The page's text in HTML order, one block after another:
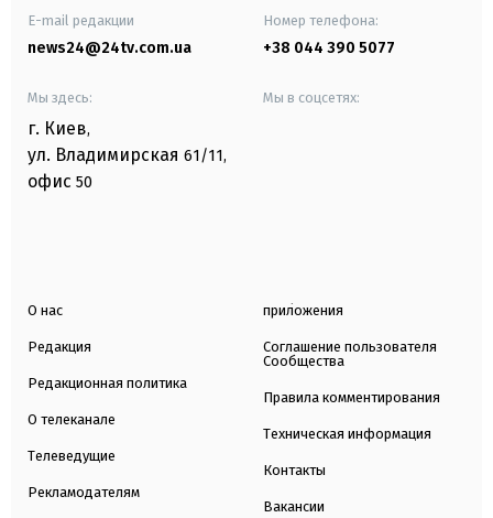
E-mail редакции
news24@24tv.com.ua
Номер телефона:
+38 044 390 5077
Мы здесь:
г. Киев,
ул. Владимирская 61/11,
офис 50
Мы в соцсетях:
О нас
Редакция
Редакционная политика
О телеканале
Телеведущие
Рекламодателям
приложения
Соглашение пользователя
Сообщества
Правила комментирования
Техническая информация
Контакты
Вакансии